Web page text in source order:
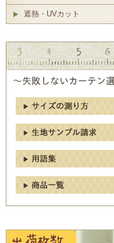
遮熱・UVカット